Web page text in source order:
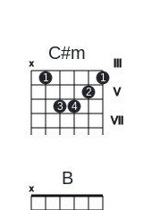
C#m
V
VII
x
1
3 4
2
1
B
x